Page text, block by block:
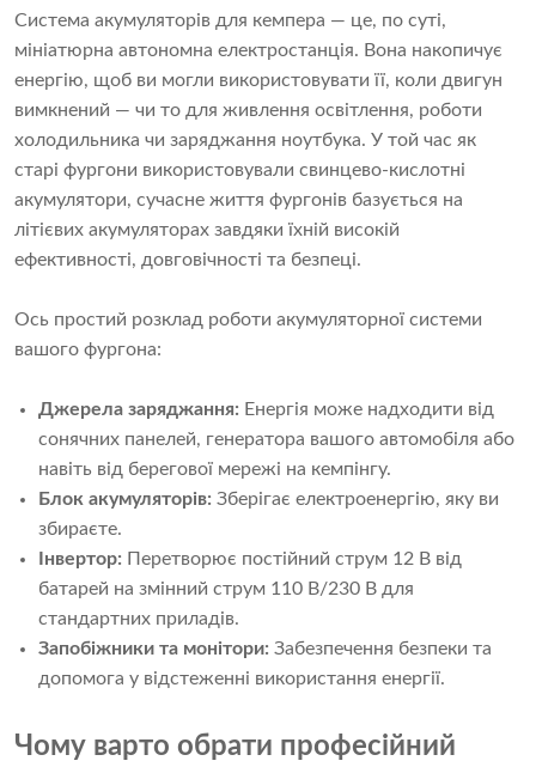
Система акумуляторів для кемпера — це, по суті,
мініатюрна автономна електростанція. Вона накопичує
енергію, щоб ви могли використовувати її, коли двигун
вимкнений — чи то для живлення освітлення, роботи
холодильника чи заряджання ноутбука. У той час як
старі фургони використовували свинцево-кислотні
акумулятори, сучасне життя фургонів базується на
літієвих акумуляторах завдяки їхній високій
ефективності, довговічності та безпеці.
Ось простий розклад роботи акумуляторної системи
вашого фургона:
Джерела заряджання: Енергія може надходити від
сонячних панелей, генератора вашого автомобіля або
навіть від берегової мережі на кемпінгу.
Блок акумуляторів: Зберігає електроенергію, яку ви
збираєте.
Інвертор: Перетворює постійний струм 12 В від
батарей на змінний струм 110 В/230 В для
стандартних приладів.
Запобіжники та монітори: Забезпечення безпеки та
допомога у відстеженні використання енергії.
Чому варто обрати професійний